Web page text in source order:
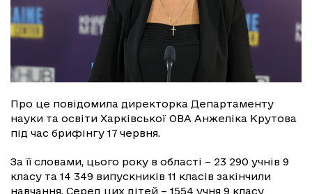
Про це повідомила директорка Департаменту
науки та освіти Харківської ОВА Анжеліка Крутова
під час брифінгу 17 червня.
За її словами, цього року в області – 23 290 учнів 9
класу та 14 349 випускників 11 класів закінчили
навчання. Серед цих дітей – 1554 учня 9 класу